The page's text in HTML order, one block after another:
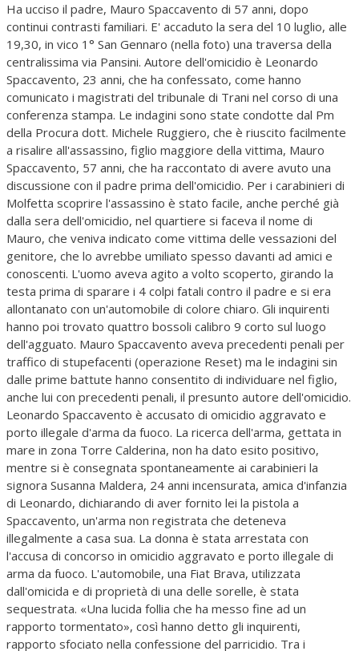
Ha ucciso il padre, Mauro Spaccavento di 57 anni, dopo
continui contrasti familiari. E' accaduto la sera del 10 luglio, alle
19,30, in vico 1° San Gennaro (nella foto) una traversa della
centralissima via Pansini. Autore dell'omicidio è Leonardo
Spaccavento, 23 anni, che ha confessato, come hanno
comunicato i magistrati del tribunale di Trani nel corso di una
conferenza stampa. Le indagini sono state condotte dal Pm
della Procura dott. Michele Ruggiero, che è riuscito facilmente
a risalire all'assassino, figlio maggiore della vittima, Mauro
Spaccavento, 57 anni, che ha raccontato di avere avuto una
discussione con il padre prima dell'omicidio. Per i carabinieri di
Molfetta scoprire l'assassino è stato facile, anche perché già
dalla sera dell'omicidio, nel quartiere si faceva il nome di
Mauro, che veniva indicato come vittima delle vessazioni del
genitore, che lo avrebbe umiliato spesso davanti ad amici e
conoscenti. L'uomo aveva agito a volto scoperto, girando la
testa prima di sparare i 4 colpi fatali contro il padre e si era
allontanato con un'automobile di colore chiaro. Gli inquirenti
hanno poi trovato quattro bossoli calibro 9 corto sul luogo
dell'agguato. Mauro Spaccavento aveva precedenti penali per
traffico di stupefacenti (operazione Reset) ma le indagini sin
dalle prime battute hanno consentito di individuare nel figlio,
anche lui con precedenti penali, il presunto autore dell'omicidio.
Leonardo Spaccavento è accusato di omicidio aggravato e
porto illegale d'arma da fuoco. La ricerca dell'arma, gettata in
mare in zona Torre Calderina, non ha dato esito positivo,
mentre si è consegnata spontaneamente ai carabinieri la
signora Susanna Maldera, 24 anni incensurata, amica d'infanzia
di Leonardo, dichiarando di aver fornito lei la pistola a
Spaccavento, un'arma non registrata che deteneva
illegalmente a casa sua. La donna è stata arrestata con
l'accusa di concorso in omicidio aggravato e porto illegale di
arma da fuoco. L'automobile, una Fiat Brava, utilizzata
dall'omicida e di proprietà di una delle sorelle, è stata
sequestrata. «Una lucida follia che ha messo fine ad un
rapporto tormentato», così hanno detto gli inquirenti,
rapporto sfociato nella confessione del parricidio. Tra i